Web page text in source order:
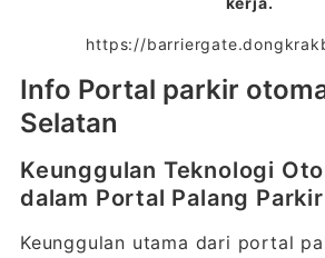
https://
Info Portal parkir
Selatan
Keunggulan Teknologi
dalam Portal Palang Parkir
Keunggulan utama dari portal